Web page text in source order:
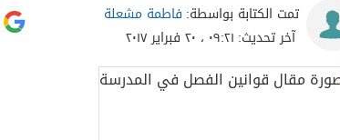
تمت الكتابة بواسطة: فاطمة مشعلة
آخر تحديث: ٠٩:٢١ ، ٢٠ فبراير ٢٠١٧